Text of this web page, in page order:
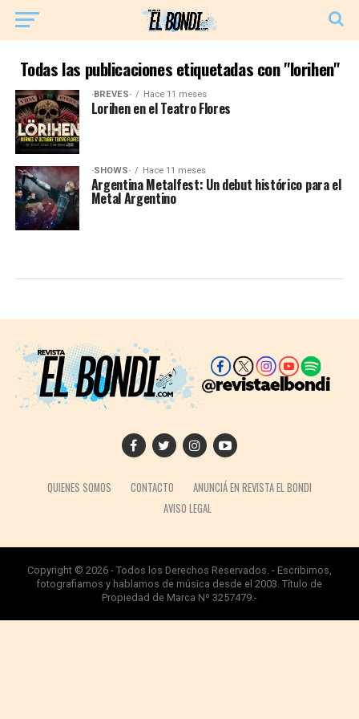
Todas las publicaciones etiquetadas con "lorihen"
·BREVES· Hace 11 meses
Lorihen en el Teatro Flores
·SHOWS· Hace 11 meses
Argentina Metalfest: Un debut histórico para el
Metal Argentino
QUIENES SOMOS CONTACTO
ANUNCIÁ EN REVISTA EL BONDI
AVISO LEGAL
Copyright © 2026 - Todos los Derechos Reservados. - Escribimos,
fotografiamos y hablamos de música desde el 2003. Título de
Propiedad de Marca Nº 3257479.-